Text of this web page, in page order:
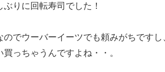
りに回転寿司でした！
のでウーバーイーツでも頼みがちです
買っちゃうんですよね・・。